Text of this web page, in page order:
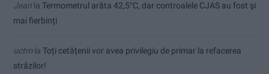
Jean la Termometrul arăta 42,5°C, dar controalele CJAS au fost și
mai fierbinți
uctmla Toți cetățenii vor avea privilegiu de primar la refacerea
străzilor!